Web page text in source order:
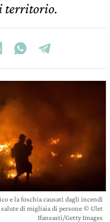
territorio.
e la foschia causati dagli incendi
di migliaia di persone © Ulet
Ifansasti/Getty Images